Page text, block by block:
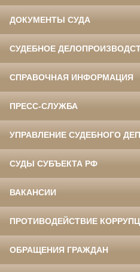
ДОКУМЕНТЫ СУДА
СУДЕБНОЕ
СПРАВОЧНАЯ ИНФОРМАЦИЯ
ПРЕСС-СЛУЖБА
УПРАВЛЕНИЕ СУДЕБНОГО
СУДЫ СУБЪЕКТА РФ
ВАКАНСИИ
ПРОТИВОДЕЙСТВИЕ
ОБРАЩЕНИЯ ГРАЖДАН